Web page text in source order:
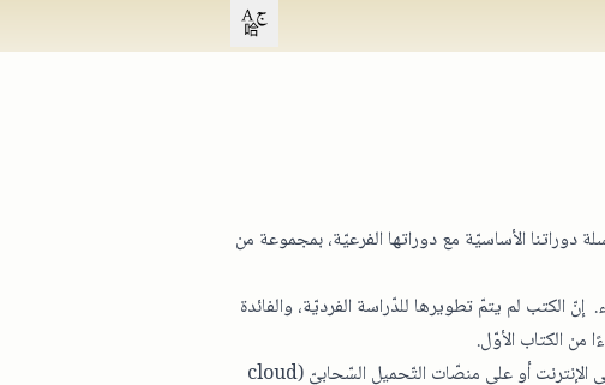
Open user menu
دوراتنا الأساسيّة مع دوراتها الفرعيّة، بمجموعة من
الكتب لم يتمّ تطويرها للدّراسة الفرديّة، والفائدة
من الكتاب الأوّل.
نطلب ببساطة عدم تحميل الكتب أو أيّ أجزاء منها على مواقع أخرى على الإنترنت أو على منصّات التّحميل السّحابيّ (cloud